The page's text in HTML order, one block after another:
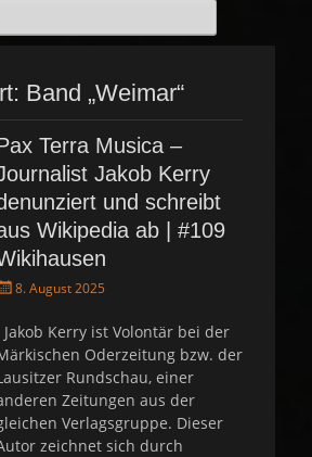
Band „Weimar“
Terra Musica –
Jakob Kerry
und schreibt
Wikipedia ab | #109
8. August 2025
Jakob Kerry ist Volontär bei der
Oderzeitung bzw. der
Rundschau, einer
Zeitungen aus der
Verlagsgruppe. Dieser
zeichnet sich durch